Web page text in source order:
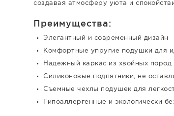
создавая атмосферу уюта и
Преимущества:
Элегантный и современный дизайн
Комфортные упругие подушки для
Надежный каркас из хвойных пород
Силиконовые подпятники, не
Съемные чехлы подушек для
Гипоаллергенные и экологически